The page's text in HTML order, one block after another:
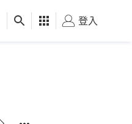
健康 好食玩飛
登入